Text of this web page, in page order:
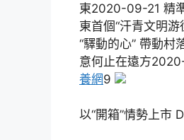
東2020-09-21 精
東首個“汗青文明
“驛動的心” 帶動
意何止在遠方
養網9
以“開箱”情勢上市